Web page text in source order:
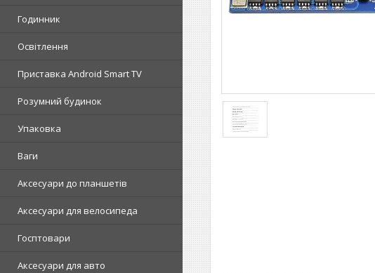
Годинник
Освітлення
Приставка Android Smart TV
Розумний будинок
Упаковка
Ваги
Аксесуари до планшетів
Аксесуари для велосипеда
Госптовари
Аксесуари для авто